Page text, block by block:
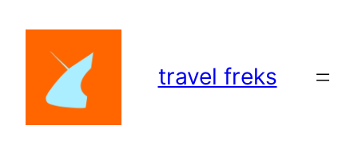
travel freks